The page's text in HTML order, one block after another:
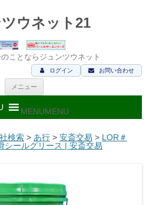
ウネット21
ことならジュンツウネット
お問い合わせ
ログイン
メニュー
ン
ツ
ス
キ
ッ
MENUMENU
検索 > あ行 > 安斎交易 > LOR＃
シールグリース | 安斎交易